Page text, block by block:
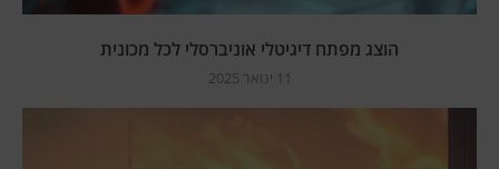
הוצג מפתח דיגיטלי אוניברסלי לכל מכונית
11 ינואר 2025